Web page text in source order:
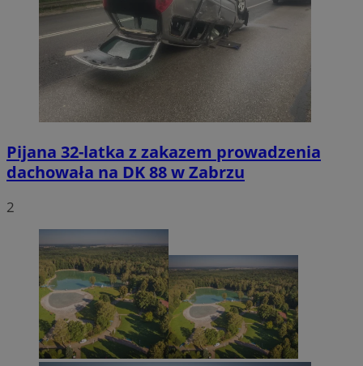
Pijana 32-latka z zakazem prowadzenia
dachowała na DK 88 w Zabrzu
2